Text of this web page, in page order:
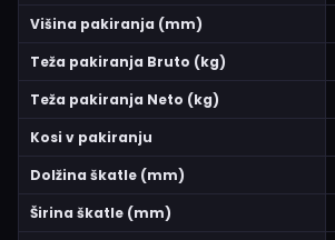
Višina pakiranja (mm)
Teža pakiranja Bruto (kg)
Teža pakiranja Neto (kg)
Kosi v pakiranju
Dolžina škatle (mm)
Širina škatle (mm)